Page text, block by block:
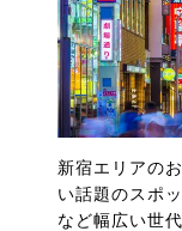
新宿エリアの
い話題のスポ
など幅広い世